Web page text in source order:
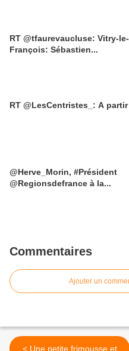
RT @tfaurevaucluse: Vitry-le-
François: Sébastien...
RT @LesCentristes_: A
@Herve_Morin, #Président
@Regionsdefrance à la...
Commentaires
Ajouter un
< Une petite frimousse et